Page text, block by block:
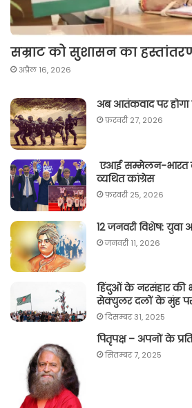
सम्राट को सुशासन का
अप्रैल 16, 2026
अब आतंकवाद पर होगा
फ़रवरी 27, 2026
एआई सम्मेलन-भारत
व्यथित कांग्रेस
फ़रवरी 25, 2026
12 जनवरी विशेष: युवा
जनवरी 11, 2026
हिंदुओं के नरसंहार की
सेक्युलर दलों के मुंह
दिसम्बर 31, 2025
पितृपक्ष – अपनों के प्रति
सितम्बर 7, 2025